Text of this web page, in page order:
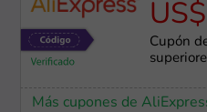
Cupón
Más cupones de